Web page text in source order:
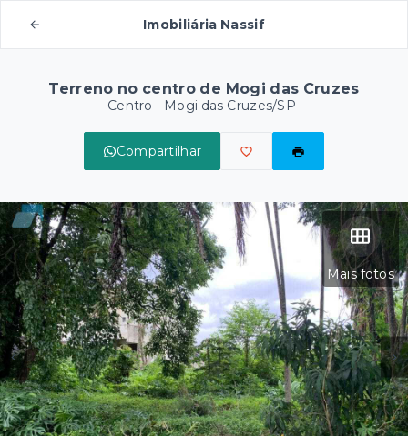
Imobiliária Nassif
Terreno no centro de Mogi das Cruzes
Centro - Mogi das Cruzes/SP
Compartilhar
Mais fotos